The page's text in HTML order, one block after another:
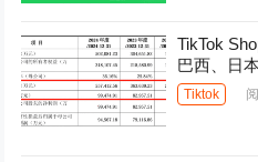
TikTok
巴西、日
Tiktok